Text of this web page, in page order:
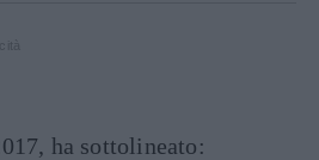
ha sottolineato: